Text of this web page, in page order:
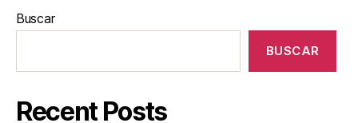
Buscar
BUSCAR
Recent Posts